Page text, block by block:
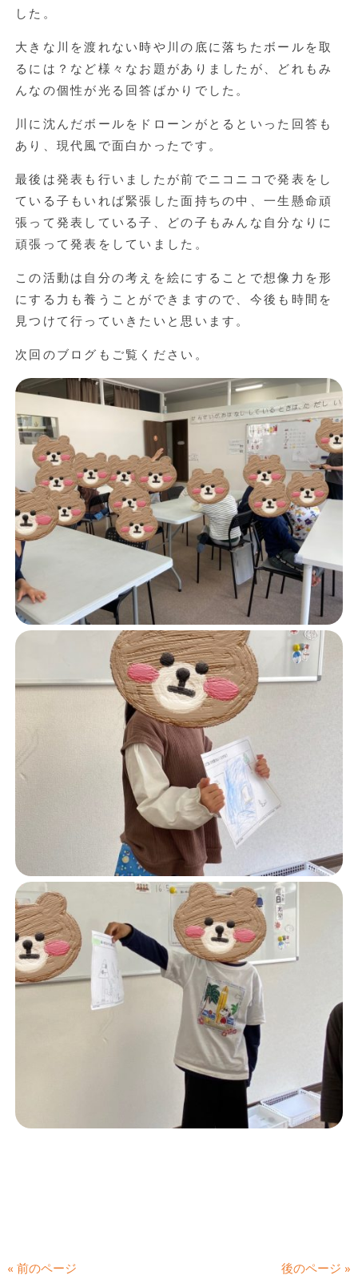
した。
大きな川を渡れない時や川の底に落ちたボールを取
るには？など様々なお題がありましたが、どれもみ
んなの個性が光る回答ばかりでした。
川に沈んだボールをドローンがとるといった回答も
あり、現代風で面白かったです。
最後は発表も行いましたが前でニコニコで発表をし
ている子もいれば緊張した面持ちの中、一生懸命頑
張って発表している子、どの子もみんな自分なりに
頑張って発表をしていました。
この活動は自分の考えを絵にすることで想像力を形
にする力も養うことができますので、今後も時間を
見つけて行っていきたいと思います。
次回のブログもご覧ください。
« 前のページ 後のページ »